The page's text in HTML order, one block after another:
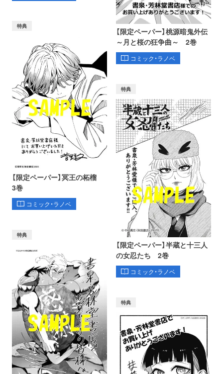
【限定ペーパー】桃源暗鬼外伝
～月と桜の狂争曲～ 2巻
コミック・ラノベ
特典
【限定ペーパー】冥王の柘榴
3巻
コミック・ラノベ
特典
【限定ペーパー】半蔵と十三人
の女忍たち 2巻
コミック・ラノベ
特典
特典